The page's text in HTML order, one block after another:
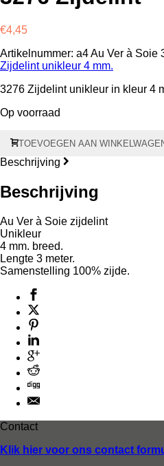
€4,45
Artikelnummer: a4 Au Ver à Soie
Zijdelint unikleur 4 mm.
3276 Zijdelint unikleur in kleur 4
Op voorraad
Zijdelint
–
mm.
aantal
TOEVOEGEN AAN
Beschrijving
Beschrijving
Au Ver à Soie zijdelint
Unikleur
4 mm. breed.
Lengte 3 meter.
Samenstelling 100% zijde.
Contact
Klik hier voor ons contact